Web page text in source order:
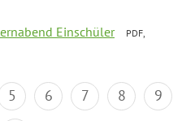
Einschüler
PDF,
5 6 7 8
9